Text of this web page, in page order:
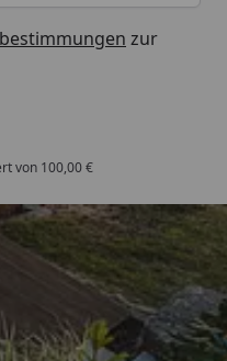
zur
von 100,00 €
/ 5